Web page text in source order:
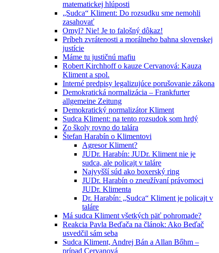
matematickej hlúposti
„Sudca“ Kliment: Do rozsudku sme nemohli
zasahovať
Omyl? Nie! Je to falošný dôkaz!
Príbeh zvrátenosti a morálneho bahna slovenskej
justície
Máme tu justičnú mafiu
Robert Kirchhoff o kauze Cervanová: Kauza
Kliment a spol.
Interné predpisy legalizujúce porušovanie zákona
Demokratická normalizácia – Frankfurter
allgemeine Zeitung
Demokratický normalizátor Kliment
Sudca Kliment: na tento rozsudok som hrdý
Zo školy rovno do talára
Štefan Harabín o Klimentovi
Agresor Kliment?
JUDr. Harabín: JUDr. Kliment nie je
sudca, ale policajt v taláre
Najvyšší súd ako boxerský ring
JUDr. Harabín o zneužívaní právomoci
JUDr. Klimenta
Dr. Harabín: „Sudca“ Kliment je policajt v
taláre
Má sudca Kliment všetkých päť pohromade?
Reakcia Pavla Beďača na článok: Ako Beďač
usvedčil sám seba
Sudca Kliment, Andrej Bán a Allan Bőhm –
prípad Cervanová